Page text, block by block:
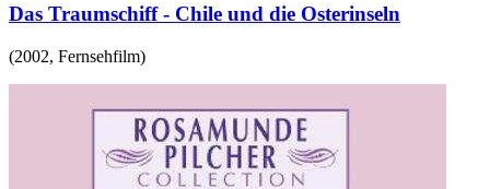
Das Traumschiff - Chile und die Osterinseln
(2002, Fernsehfilm)